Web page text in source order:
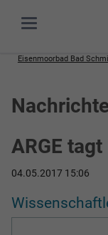
Eisenmoorbad Bad
ARGE
04.05.2017 15:06